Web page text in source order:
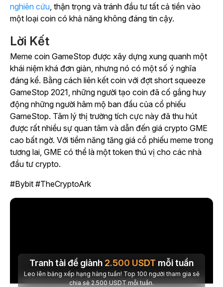
nghiên cứu, thận trọng và tránh đầu tư tất cả tiền vào
một loại coin có khả năng không đáng tin cậy.
Lời Kết
Meme coin GameStop được xây dựng xung quanh một
khái niệm khá đơn giản, nhưng nó có một số ý nghĩa
đáng kể. Bằng cách liên kết coin với đợt short squeeze
GameStop 2021, những người tạo coin đã cố gắng huy
động những người hâm mộ ban đầu của cổ phiếu
GameStop. Tâm lý thị trường tích cực này đã thu hút
được rất nhiều sự quan tâm và dẫn đến giá crypto GME
cao bất ngờ. Với tiềm năng tăng giá cổ phiếu meme trong
tương lai, GME có thể là một token thú vị cho các nhà
đầu tư crypto.
#Bybit #TheCryptoArk
Tranh tài để giành 2.500 USDT mỗi tuần
Leo lên bảng xếp hạng hàng tuần! Top 100 người tham gia sẽ
chia sẻ 2.500 USDT mỗi tuần.